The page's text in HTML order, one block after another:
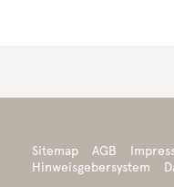
Sitemap AGB
Hinweisgebersystem